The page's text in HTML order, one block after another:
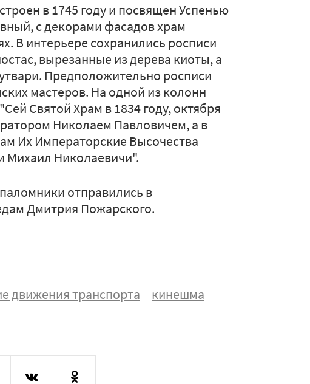
в 1745 году и посвящен Успенью
с декорами фасадов храм
В интерьере сохранились росписи
вырезанные из дерева киоты, а
Предположительно росписи
мастеров. На одной из колонн
Святой Храм в 1834 году, октября
Николаем Павловичем, а в
Их Императорские Высочества
Михаил Николаевичи".
отправились в
Дмитрия Пожарского.
движения транспорта
кинешма